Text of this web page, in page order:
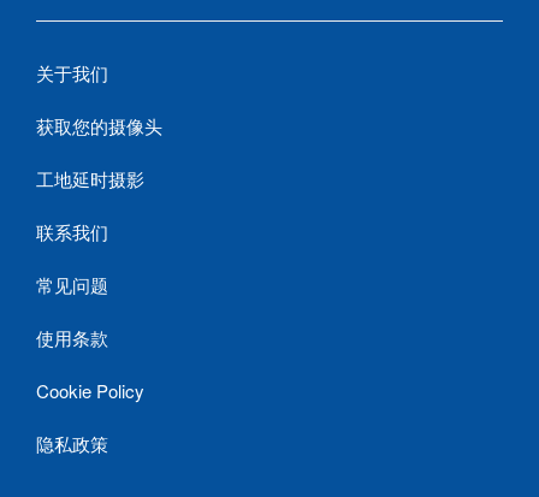
关于我们
获取您的摄像头
工地延时摄影
联系我们
常见问题
使用条款
Cookie Policy
隐私政策